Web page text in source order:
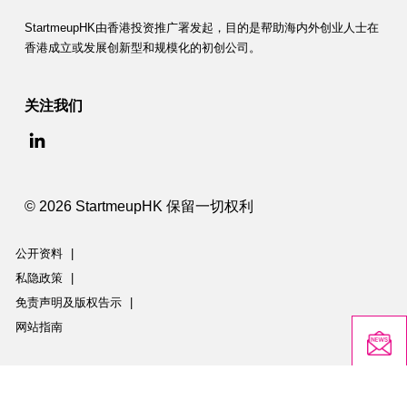
StartmeupHK由香港投资推广署发起，目的是帮助海内外创业人士在
香港成立或发展创新型和规模化的初创公司。
关注我们
© 2026 StartmeupHK 保留一切权利
公开资料
私隐政策
免责声明及版权告示
网站指南